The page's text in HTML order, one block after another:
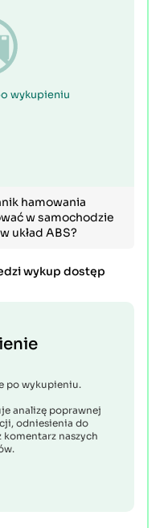
wykupieniu
hamowania
w samochodzie
układ ABS?
wykup dostęp
po wykupieniu.
analizę poprawnej
odniesienia do
komentarz naszych